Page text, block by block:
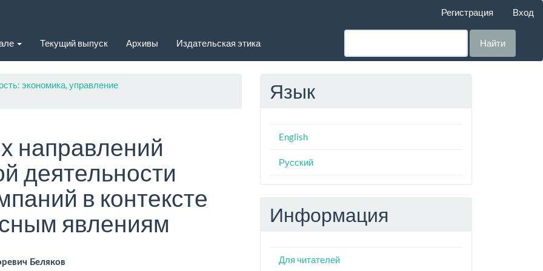
Регистрация Вход
Текущий выпуск Архивы Издательская этика Найти
экономика, управление
направлений
деятельности
в контексте
явлениям
Беляков
Язык
English
Русский
Информация
Для читателей